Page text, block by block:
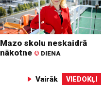
Mazo skolu neskaidrā
nākotne © DIENA
Vairāk VIEDOKĻI